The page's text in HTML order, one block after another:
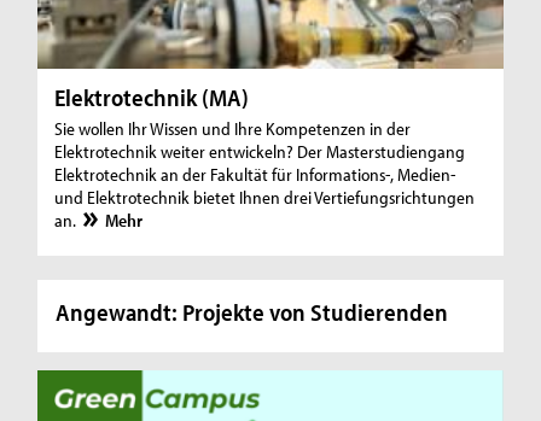
Elektrotechnik (MA)
Sie wollen Ihr Wissen und Ihre Kompetenzen in der
Elektrotechnik weiter entwickeln? Der Masterstudiengang
Elektrotechnik an der Fakultät für Informations-, Medien-
und Elektrotechnik bietet Ihnen drei Vertiefungsrichtungen
an.
Mehr
Angewandt: Projekte von Studierenden